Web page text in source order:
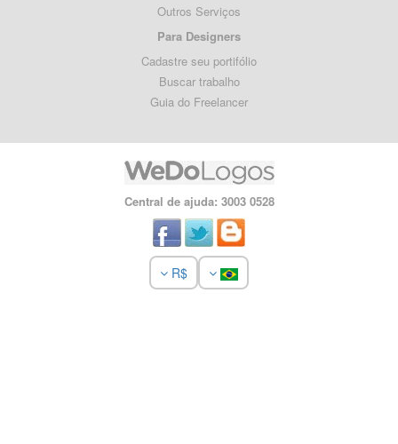
Outros Serviços
Para Designers
Cadastre seu portifólio
Buscar trabalho
Guia do Freelancer
Central de ajuda: 3003 0528
R$